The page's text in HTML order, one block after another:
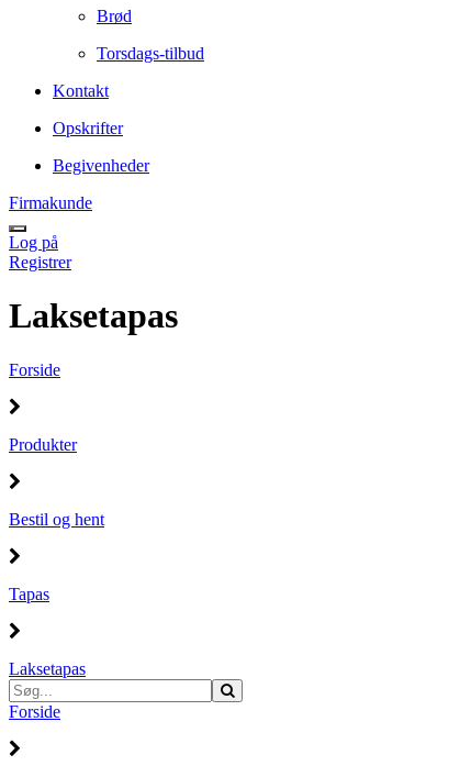
Brød
Torsdags-tilbud
Kontakt
Opskrifter
Begivenheder
Firmakunde
Log på
Registrer
Laksetapas
Forside
Produkter
Bestil og hent
Tapas
Laksetapas
Forside